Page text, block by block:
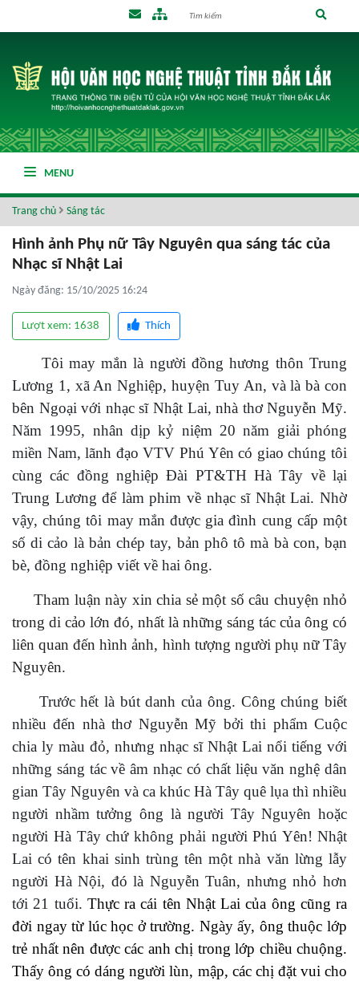
MENU
Trang chủ Sáng tác
Hình ảnh Phụ nữ Tây Nguyên qua sáng tác của
Nhạc sĩ Nhật Lai
Ngày đăng: 15/10/2025 16:24
Lượt xem: 1638 Thích
Tôi may mắn là người đồng hương thôn Trung
Lương 1, xã An Nghiệp, huyện Tuy An, và là bà con
bên Ngoại với nhạc sĩ Nhật Lai, nhà thơ Nguyễn Mỹ.
Năm 1995, nhân dịp kỷ niệm 20 năm giải phóng
miền Nam, lãnh đạo VTV Phú Yên có giao chúng tôi
cùng các đồng nghiệp Đài PT&TH Hà Tây về lại
Trung Lương để làm phim về nhạc sĩ Nhật Lai. Nhờ
vậy, chúng tôi may mắn được gia đình cung cấp một
số di cảo là bản chép tay, bản phô tô mà bà con, bạn
bè, đồng nghiệp viết về hai ông.
Tham luận này xin chia sẻ một số câu chuyện nhỏ
trong di cảo lớn đó, nhất là những sáng tác của ông có
liên quan đến hình ảnh, hình tượng người phụ nữ Tây
Nguyên.
Trước hết là bút danh của ông. Công chúng biết
nhiều đến nhà thơ Nguyễn Mỹ bởi thi phẩm Cuộc
chia ly màu đỏ, nhưng nhạc sĩ Nhật Lai nổi tiếng với
những sáng tác về âm nhạc có chất liệu văn nghệ dân
gian Tây Nguyên và ca khúc Hà Tây quê lụa thì nhiều
người nhầm tưởng ông là người Tây Nguyên hoặc
người Hà Tây chứ không phải người Phú Yên! Nhật
Lai có tên khai sinh trùngtênmột nhà văn lừng lẫy
người Hà Nội, đó là Nguyễn Tuân, nhưng nhỏ hơn
tới 21 tuổi. Thực ra cái tên Nhật Lai của ông cũng ra
đời ngay từ lúc học ở trường. Ngày ấy, ông thuộc lớp
trẻ nhất nên được các anh chị trong lớp chiều chuộng.
Thấy ông có dáng người lùn, mập, các chị đặt vui cho